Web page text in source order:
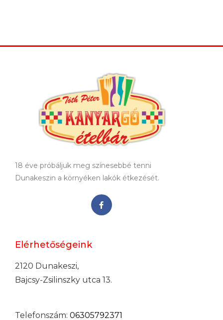
18 éve próbáljuk meg színesebbé tenni
Dunakeszin a környéken lakók étkezését.
Elérhetőségeink
2120 Dunakeszi,
Bajcsy-Zsilinszky utca 13.
Telefonszám: 06305792371